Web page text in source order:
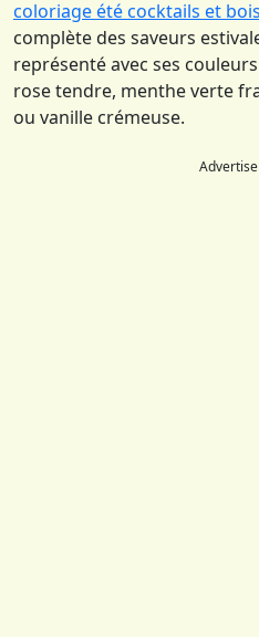
coloriage été cocktails et
complète des saveurs
représenté avec ses
rose tendre, menthe verte
ou vanille crémeuse.